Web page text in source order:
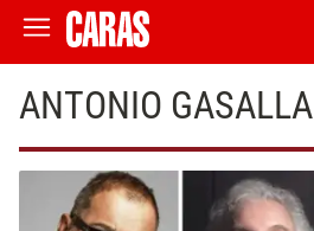
ANTONIO GASALLA